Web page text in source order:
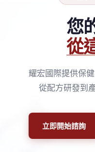
您
從
耀宏國際提供保健
從配方研發到
立即開始諮詢